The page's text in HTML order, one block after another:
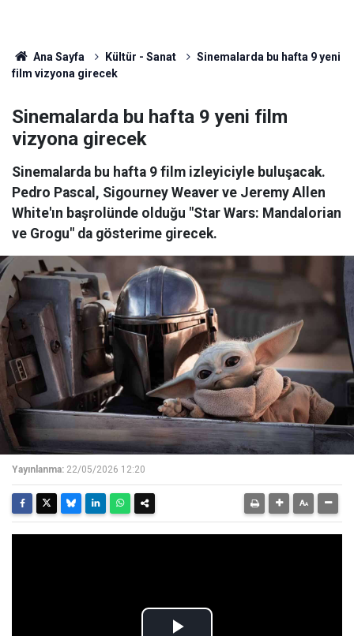
Ana Sayfa Kültür - Sanat
Sinemalarda bu hafta 9 yeni
film vizyona girecek
Sinemalarda bu hafta 9 yeni film
vizyona girecek
Sinemalarda bu hafta 9 film izleyiciyle buluşacak.
Pedro Pascal, Sigourney Weaver ve Jeremy Allen
White'ın başrolünde olduğu "Star Wars: Mandalorian
ve Grogu" da gösterime girecek.
Yayınlanma: 22/05/2026 12:20